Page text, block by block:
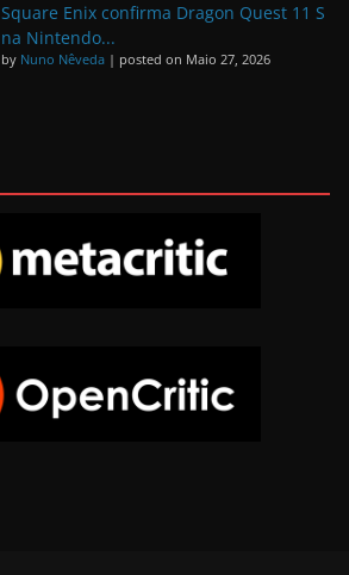
Square Enix confirma Dragon Quest 11 S
na Nintendo...
by Nuno Nêveda | posted on Maio 27, 2026